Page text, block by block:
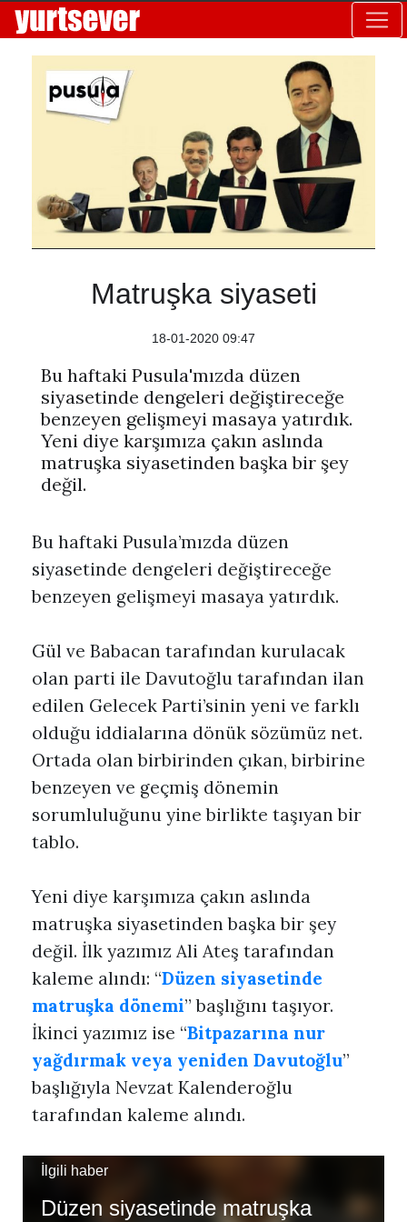
Matruşka siyaseti
18-01-2020 09:47
Bu haftaki Pusula'mızda düzen
siyasetinde dengeleri değiştireceğe
benzeyen gelişmeyi masaya yatırdık.
Yeni diye karşımıza çakın aslında
matruşka siyasetinden başka bir şey
değil.
Bu haftaki Pusula’mızda düzen
siyasetinde dengeleri değiştireceğe
benzeyen gelişmeyi masaya yatırdık.
Gül ve Babacan tarafından kurulacak
olan parti ile Davutoğlu tarafından ilan
edilen Gelecek Parti’sinin yeni ve farklı
olduğu iddialarına dönük sözümüz net.
Ortada olan birbirinden çıkan, birbirine
benzeyen ve geçmiş dönemin
sorumluluğunu yine birlikte taşıyan bir
tablo.
Yeni diye karşımıza çakın aslında
matruşka siyasetinden başka bir şey
değil. İlk yazımız Ali Ateş tarafından
kaleme alındı: “Düzen siyasetinde
matruşka dönemi” başlığını taşıyor.
İkinci yazımız ise “Bitpazarına nur
yağdırmak veya yeniden Davutoğlu”
başlığıyla Nevzat Kalenderoğlu
tarafından kaleme alındı.
İlgili haber
Düzen siyasetinde matruşka